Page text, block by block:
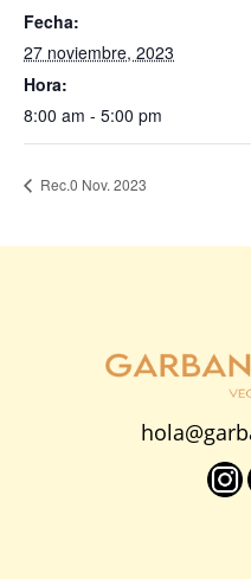
Fecha:
27 noviembre, 2023
Hora:
8:00 am - 5:00 pm
Rec.0 Nov. 2023